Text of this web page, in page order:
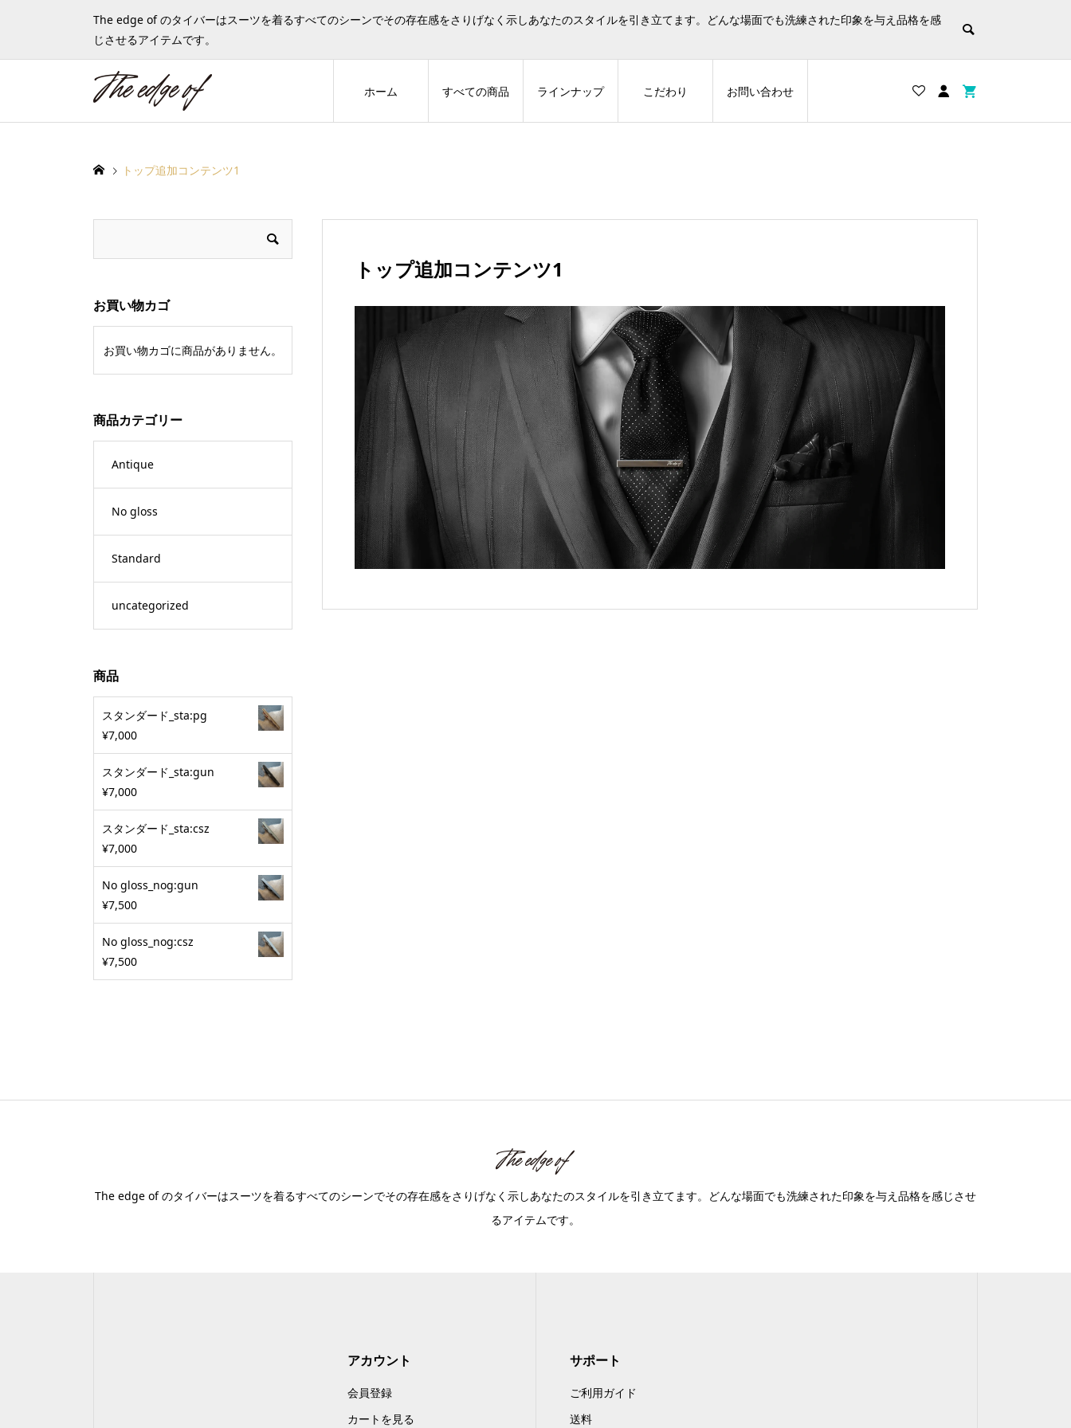
The edge of のタイバーはスーツを着るすべてのシーンでその存在感をさりげなく示しあなたのスタイルを引き立てます。どんな場面でも洗練された印象を与え品格を感
じさせるアイテムです。
ホーム すべての商品 ラインナップ こだわり お問い合わせ
トップ追加コンテンツ1
トップ追加コンテンツ1
お買い物カゴ
お買い物カゴに商品がありません。
商品カテゴリー
Antique
No gloss
Standard
uncategorized
商品
スタンダード_sta:pg
¥7,000
スタンダード_sta:gun
¥7,000
スタンダード_sta:csz
¥7,000
No gloss_nog:gun
¥7,500
No gloss_nog:csz
¥7,500
The edge of のタイバーはスーツを着るすべてのシーンでその存在感をさりげなく示しあなたのスタイルを引き立てます。どんな場面でも洗練された印象を与え品格を感じさせ
るアイテムです。
アカウント
会員登録
カートを見る
サポート
ご利用ガイド
送料